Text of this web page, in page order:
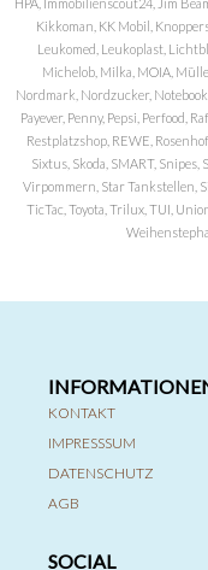
Kikkoman, KK Mobil,
Leukomed, Leukoplast,
Michelob, Milka, MOIA,
Nordmark, Nordzucker,
Payever, Penny, Pepsi, Perfood,
Restplatzshop, REWE,
Sixtus, Skoda, SMART,
Virpommern, Star Tankstellen,
TicTac, Toyota, Trilux, TUI,
KONTAKT
IMPRESSSUM
DATENSCHUTZ
AGB
SOCIAL